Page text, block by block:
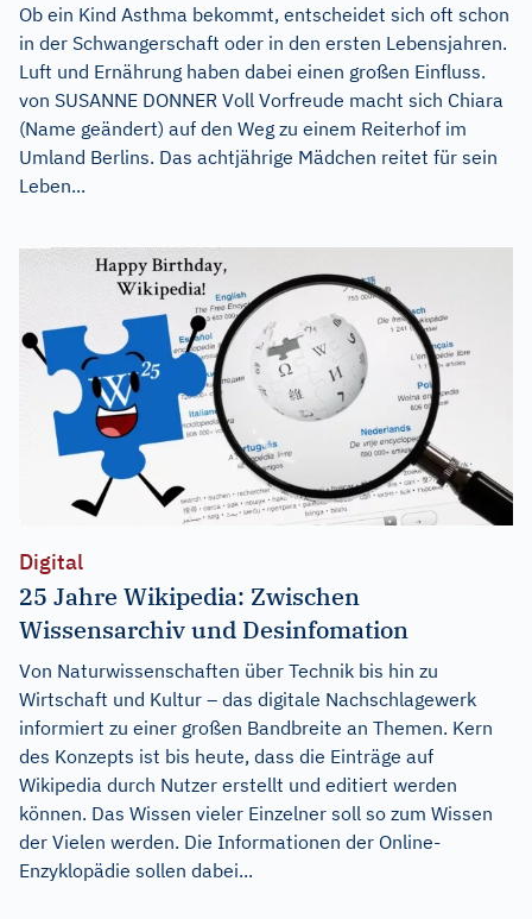
Ob ein Kind Asthma bekommt, entscheidet sich oft schon
in der Schwangerschaft oder in den ersten Lebensjahren.
Luft und Ernährung haben dabei einen großen Einfluss.
von SUSANNE DONNER Voll Vorfreude macht sich Chiara
(Name geändert) auf den Weg zu einem Reiterhof im
Umland Berlins. Das achtjährige Mädchen reitet für sein
Leben...
Digital
25 Jahre Wikipedia: Zwischen
Wissensarchiv und Desinfomation
Von Naturwissenschaften über Technik bis hin zu
Wirtschaft und Kultur – das digitale Nachschlagewerk
informiert zu einer großen Bandbreite an Themen. Kern
des Konzepts ist bis heute, dass die Einträge auf
Wikipedia durch Nutzer erstellt und editiert werden
können. Das Wissen vieler Einzelner soll so zum Wissen
der Vielen werden. Die Informationen der Online-
Enzyklopädie sollen dabei...